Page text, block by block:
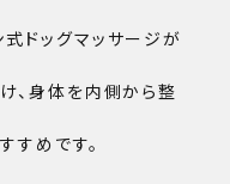
ドッグマッサージが
、身体を内側から整
すめです。